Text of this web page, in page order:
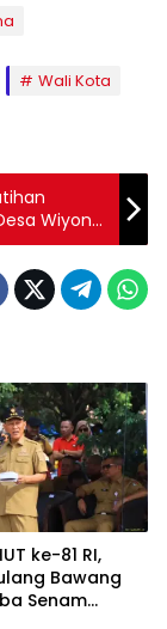
Wali Kota
Wiyono
ke-81 RI,
Bawang
Senam